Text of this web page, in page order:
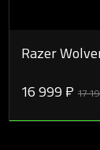
Razer
16 999 ₽ 17